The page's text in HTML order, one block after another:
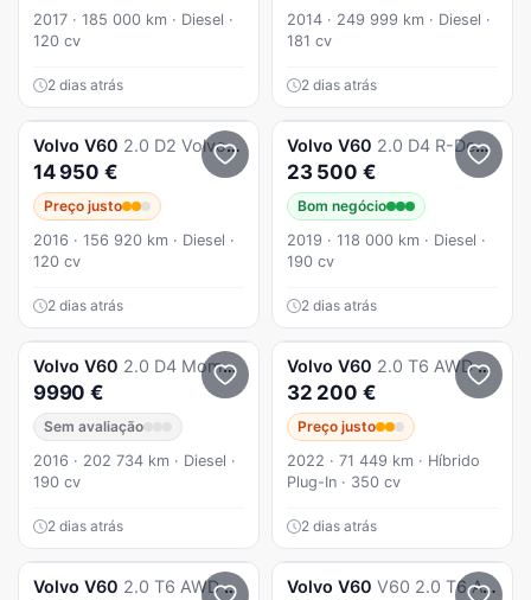
2017 · 185 000 km · Diesel ·
120 cv
2 dias atrás
2014 · 249 999 km · Diesel ·
181 cv
2 dias atrás
Volvo V60 2.0 D2 Volvo Ocean Race
14 950 €
Preço justo
2016 · 156 920 km · Diesel ·
120 cv
2 dias atrás
Volvo V60 2.0 D4 R-Design Geartronic
23 500 €
Bom negócio
2019 · 118 000 km · Diesel ·
190 cv
2 dias atrás
Volvo V60 2.0 D4 Momentum
9990 €
Sem avaliação
2016 · 202 734 km · Diesel ·
190 cv
2 dias atrás
Volvo V60 2.0 T6 AWD TE Inscription Expression
32 200 €
Preço justo
2022 · 71 449 km · Híbrido
Plug-In · 350 cv
2 dias atrás
Volvo V60 2.0 T6 AWD TE Inscription Volvo V60 V60 2.0 T6 Awd Te Essential